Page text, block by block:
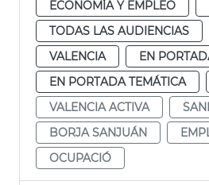
ECONOMÍA Y EMPLEO
TODAS LAS AUDIENCIAS
VALENCIA
EN
EN PORTADA TEMÁTICA
VALENCIA ACTIVA
BORJA SANJUÁN
OCUPACIÓ